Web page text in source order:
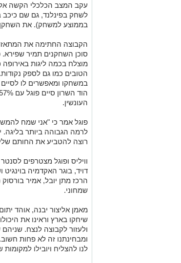
עקב המצב הכלכלי הקשה
בממוצע למשחק). את השחקן
סוכן השחקנים תמיר שפירא.
מוצלח בכמה ליגות באירופה
הטובים כמו גם לספק
במשחקו ומאפשרים לו
העונשין.
פוגל אמר כי "אני שמח
לרמה הגבוהה ביותר בליגה.
רוצה להטביע את החותם
וויליס ופוגל מצטרפים
דויד, בוגר האקדמיה
שמחוני.
מאמן אליצור יבנה, אוהד
שיחקו בארץ וראינו את
ולעזור לקבוצה לנצח.
ומבחינתנו זה לא פחות
לנו להצליח ויובילו